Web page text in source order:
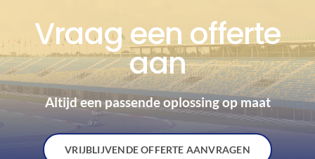
Vraag een offerte
aan
Altijd een passende oplossing op maat
VRIJBLIJVENDE OFFERTE AANVRAGEN